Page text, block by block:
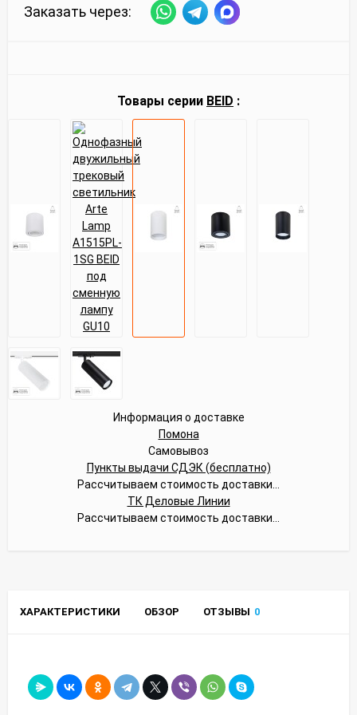
Заказать через:
Товары серии BEID :
Информация о доставке
Помона
Самовывоз
Пункты выдачи СДЭК (бесплатно)
Рассчитываем стоимость доставки...
ТК Деловые Линии
Рассчитываем стоимость доставки...
ХАРАКТЕРИСТИКИ ОБЗОР ОТЗЫВЫ 0